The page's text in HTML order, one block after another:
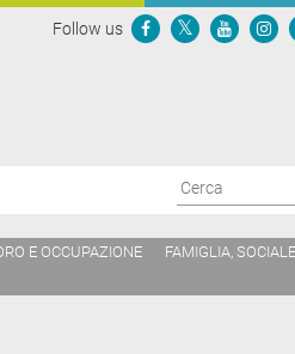
Follow us
E OCCUPAZIONE
FAMIGLIA,